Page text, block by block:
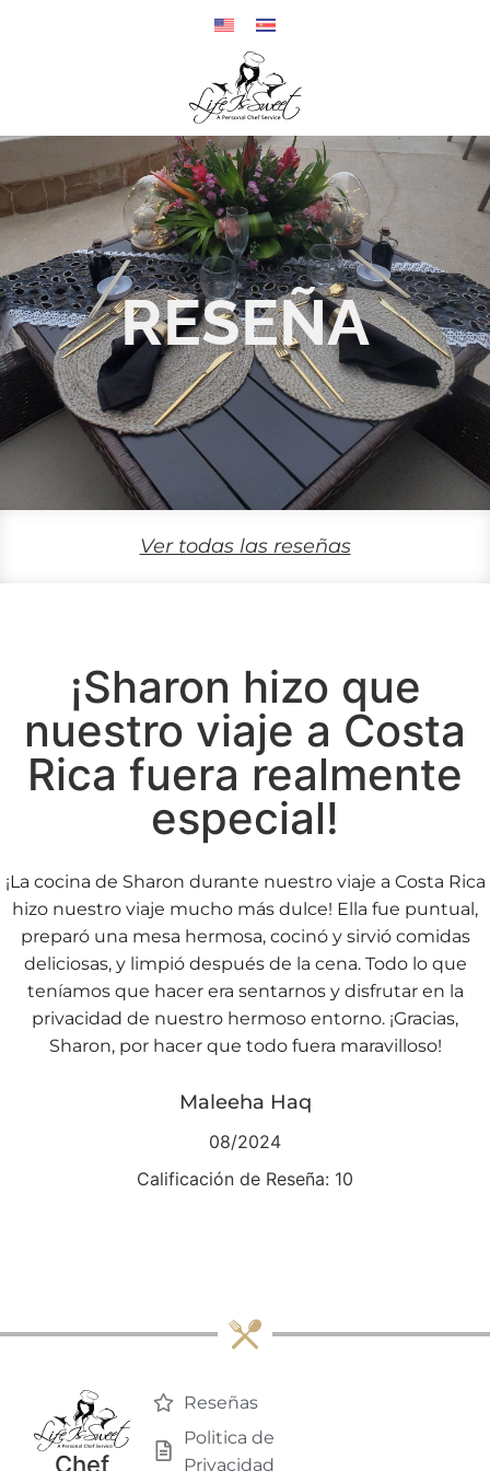
RESEÑA
Ver todas las reseñas
¡Sharon hizo que
nuestro viaje a Costa
Rica fuera realmente
especial!
¡La cocina de Sharon durante nuestro viaje a Costa Rica
hizo nuestro viaje mucho más dulce! Ella fue puntual,
preparó una mesa hermosa, cocinó y sirvió comidas
deliciosas, y limpió después de la cena. Todo lo que
teníamos que hacer era sentarnos y disfrutar en la
privacidad de nuestro hermoso entorno. ¡Gracias,
Sharon, por hacer que todo fuera maravilloso!
Maleeha Haq
08/2024
Calificación de Reseña: 10
Chef
Reseñas
Politica de
Privacidad